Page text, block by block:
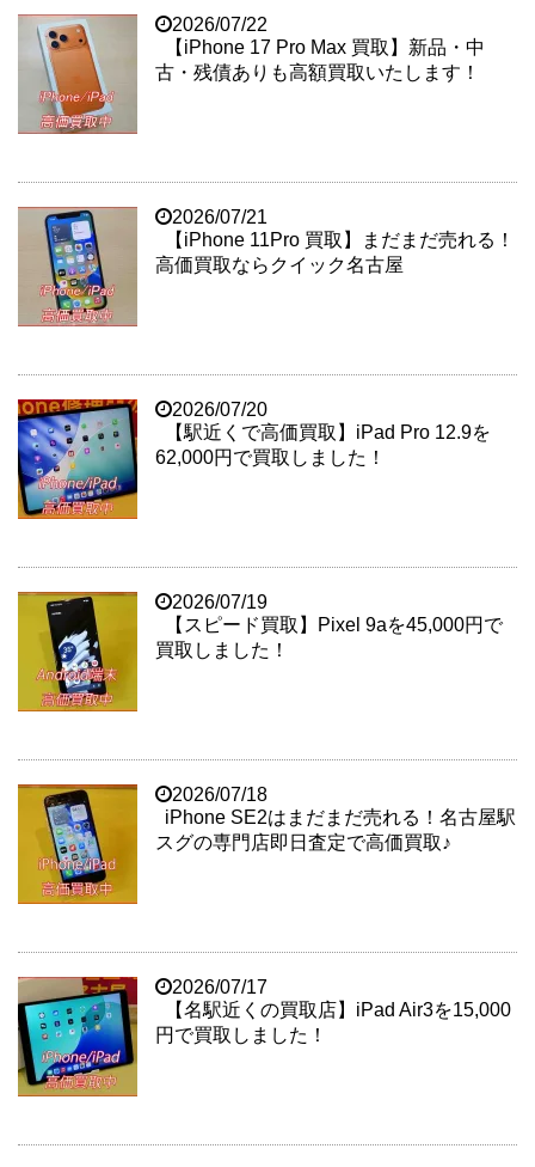
2026/07/22
【iPhone 17 Pro Max 買取】新品・中
古・残債ありも高額買取いたします！
2026/07/21
【iPhone 11Pro 買取】まだまだ売れる！
高価買取ならクイック名古屋
2026/07/20
【駅近くで高価買取】iPad Pro 12.9を
62,000円で買取しました！
2026/07/19
【スピード買取】Pixel 9aを45,000円で
買取しました！
2026/07/18
iPhone SE2はまだまだ売れる！名古屋駅
スグの専門店即日査定で高価買取♪
2026/07/17
【名駅近くの買取店】iPad Air3を15,000
円で買取しました！